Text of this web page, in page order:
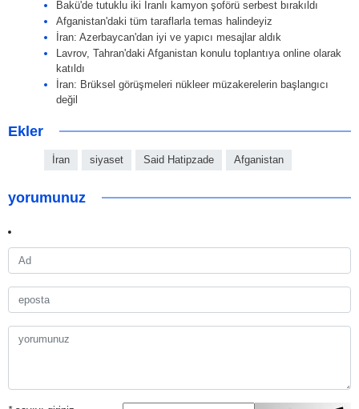
Bakü'de tutuklu iki İranlı kamyon şoförü serbest bırakıldı
Afganistan'daki tüm taraflarla temas halindeyiz
İran: Azerbaycan'dan iyi ve yapıcı mesajlar aldık
Lavrov, Tahran'daki Afganistan konulu toplantıya online olarak
katıldı
İran: Brüksel görüşmeleri nükleer müzakerelerin başlangıcı
değil
Ekler
İran siyaset Said Hatipzade Afganistan
yorumunuz